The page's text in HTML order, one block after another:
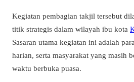
Kegiatan pembagian takjil tersebut
titik strategis dalam wilayah ibu kota
Sasaran utama kegiatan ini adalah
harian, serta masyarakat yang masih
waktu berbuka puasa.